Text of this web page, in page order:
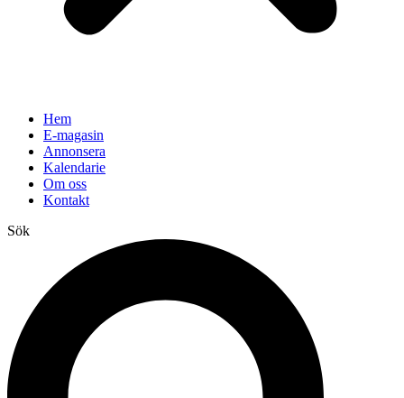
Hem
E-magasin
Annonsera
Kalendarie
Om oss
Kontakt
Sök